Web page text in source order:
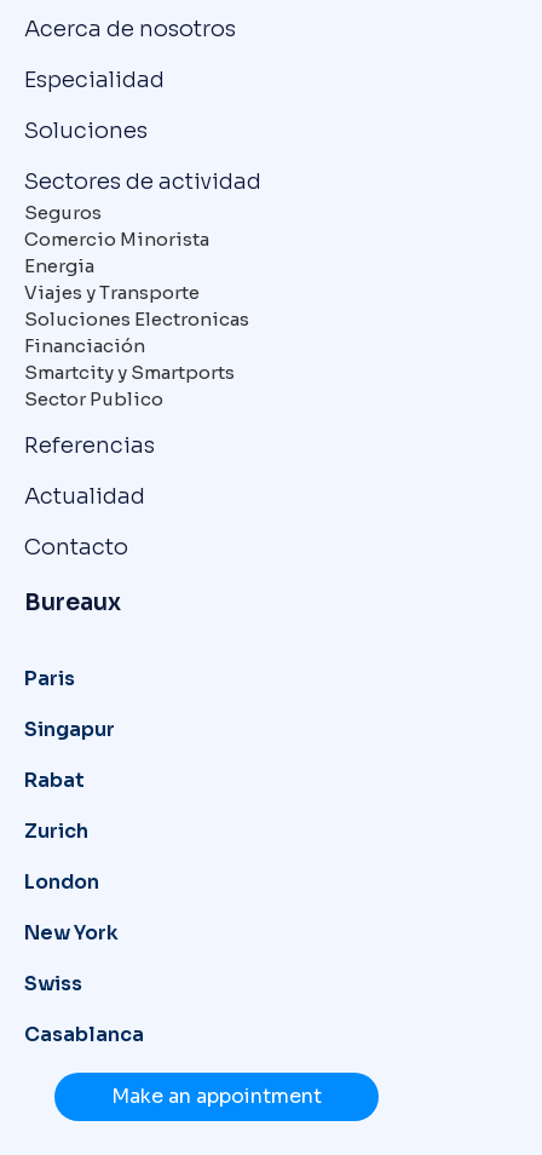
Acerca de nosotros
Especialidad
Soluciones
Sectores de actividad
Seguros
Comercio Minorista
Energia
Viajes y Transporte
Soluciones Electronicas
Financiación
Smartcity y Smartports
Sector Publico
Referencias
Actualidad
Contacto
Bureaux
Paris
Singapur
Rabat
Zurich
London
New York
Swiss
Casablanca
Make an appointment